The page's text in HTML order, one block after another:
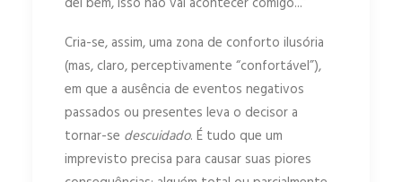
Cria-se, assim, uma zona de conforto ilusória
(mas, claro, perceptivamente “confortável”),
em que a ausência de eventos negativos
passados ou presentes leva o decisor a
tornar-se descuidado. É tudo que um
imprevisto precisa para causar suas piores